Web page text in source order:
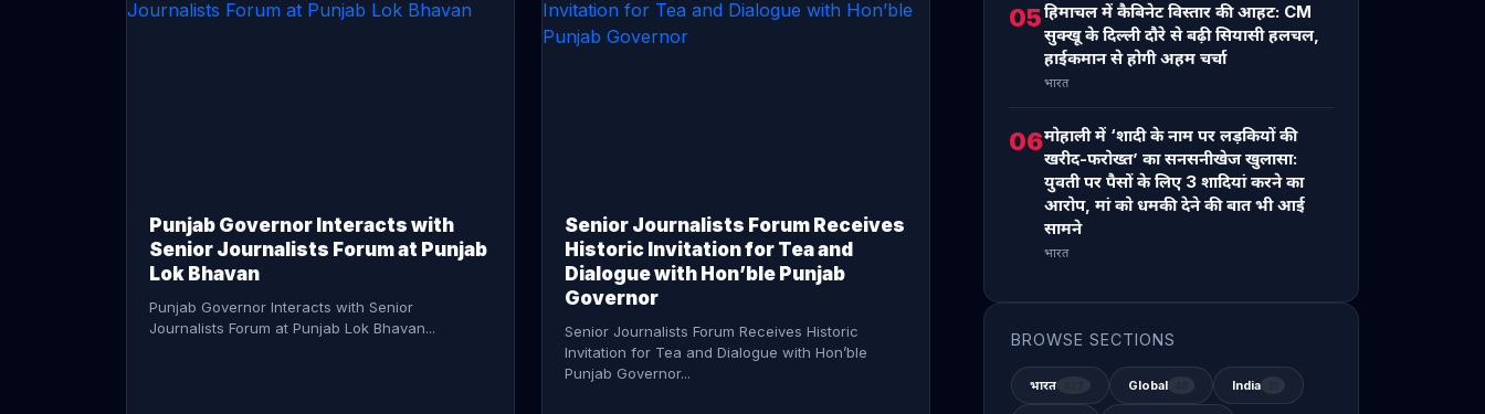
Punjab Governor Interacts with
Senior Journalists Forum at Punjab
Lok Bhavan
Punjab Governor Interacts with Senior
Journalists Forum at Punjab Lok Bhavan...
Senior Journalists Forum Receives
Historic Invitation for Tea and
Dialogue with Hon’ble Punjab
Governor
Senior Journalists Forum Receives Historic
Invitation for Tea and Dialogue with Hon’ble
Punjab Governor...
05हिमाचल में कैबिनेट विस्तार की आहट: CM
सुक्खू के दिल्ली दौरे से बढ़ी सियासी हलचल,
हाईकमान से होगी अहम चर्चा
भारत
06मोहाली में ‘शादी के नाम पर लड़कियों की
खरीद-फरोख्त’ का सनसनीखेज खुलासा:
युवती पर पैसों के लिए 3 शादियां करने का
आरोप, मां को धमकी देने की बात भी आई
सामने
भारत
BROWSE SECTIONS
भारत Global India